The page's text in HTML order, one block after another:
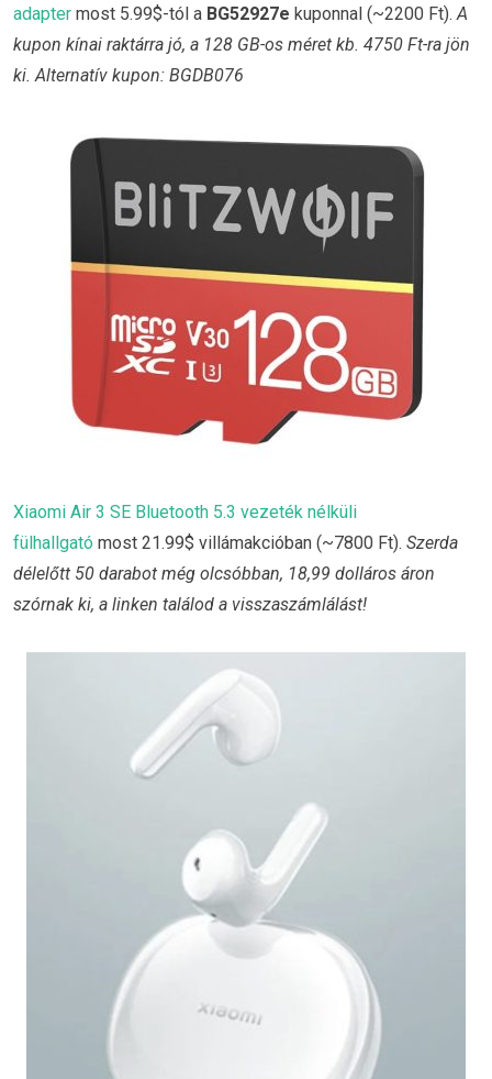
adapter most 5.99$-tól a BG52927e kuponnal (~2200 Ft).A
kupon kínai raktárra jó, a 128 GB-os méret kb. 4750 Ft-ra jön
ki. Alternatív kupon: BGDB076
Xiaomi Air 3 SE Bluetooth 5.3 vezeték nélküli
fülhallgató most 21.99$ villámakcióban (~7800 Ft). Szerda
délelőtt 50 darabot még olcsóbban, 18,99 dolláros áron
szórnak ki, a linken találod a visszaszámlálást!